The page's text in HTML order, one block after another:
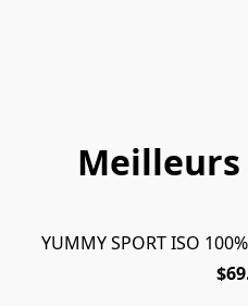
YUMMY SPORT ISO